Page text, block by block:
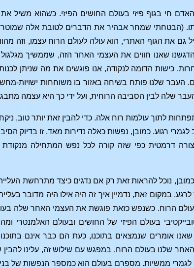
חי בגוף פיזי בעולם החושים הפיזי. כשהוא משיל את
(הבטחתי שמחר אבהיר את הדברים לטובת אלה
גם את הגוף האתרי, הוא עולה לעולם הרוח עצמו, וזה
שאנו חווים את העצמי האחר הזה, שממשיך מגלגול
כישות הדומה לנקודה, אנו פוגשים את מה שניתן
העבר שלנו פותח בשיחה באזור בו משוחחות ישויות-
שלה לבין הסביבה הרוחית, ועל ידי כך היא עצמה
לתוך עולמות רוח אלה. כדי להבין זאת יותר טוב, ניקח
רגוע. כמובן, נפשות כאלה נדירות מאד. זו בדיוק
דרמטית כפי שזה קורה לכל נפש המתחילה מנקודת
נוכל להראות זאת רק אם נדגים כיצד מתרחשת
לרגע. במקום זאת, נדמיין איך זה היה אילו היה מדובר
הרוח. כשנפש כזאת פוגשת את העצמי האחר שלה
בעולם הפיזי של החושים ובעולם האלמנטרי
אומרים שנמצאים בתוכנו, כעת הם כבר אינם
שלנו בעולם הרוח. במפגש עם שילוש זה, עלינו
לגמרי ממשיות. מספרם בעולם הוא כמספר הנפשות של